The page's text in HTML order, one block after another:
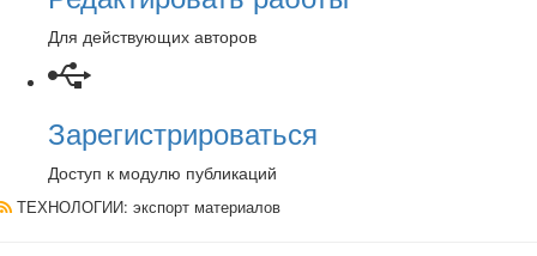
Для действующих авторов
Зарегистрироваться
Доступ к модулю публикаций
ТЕХНОЛОГИИ: экспорт материалов